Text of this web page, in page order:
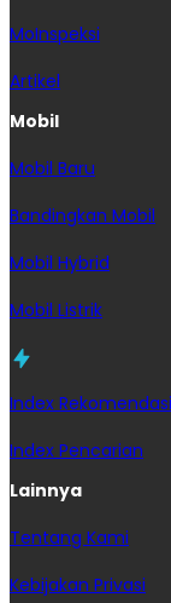
MoInspeksi
Artikel
Mobil
Mobil Baru
Bandingkan Mobil
Mobil Hybrid
Mobil Listrik
Index Rekomendasi
Index Pencarian
Lainnya
Tentang Kami
Kebijakan Privasi